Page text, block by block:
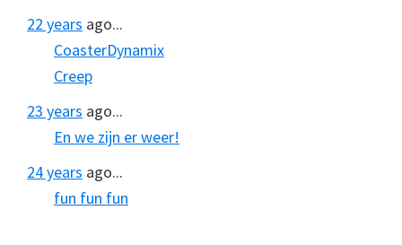
22 years ago...
CoasterDynamix
Creep
23 years ago...
En we zijn er weer!
24 years ago...
fun fun fun